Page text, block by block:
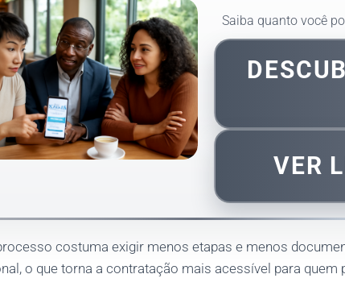
Saiba quanto você
VER
costuma exigir menos etapas e menos
o que torna a contratação mais acessível para quem